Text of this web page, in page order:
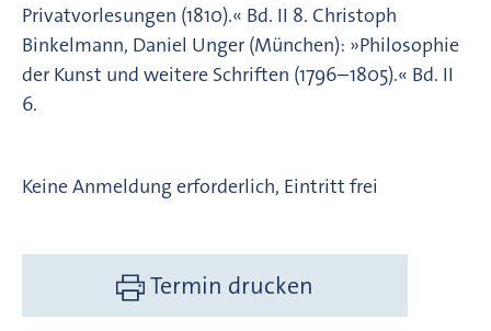
Privatvorlesungen (1810).« Bd. II 8. Christoph
Binkelmann, Daniel Unger (München): »Philosophie
der Kunst und weitere Schriften (1796–1805).« Bd. II
6.
Keine Anmeldung erforderlich, Eintritt frei
Termin drucken